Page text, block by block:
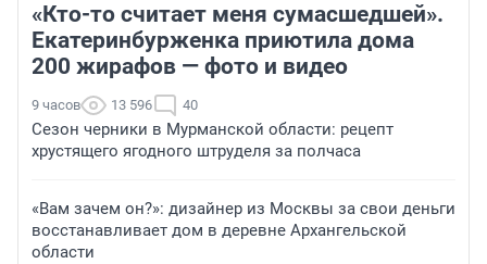
«Кто-то считает меня сумасшедшей».
Екатеринбурженка приютила дома
200 жирафов — фото и видео
9 часов 13 596 40
Сезон черники в Мурманской области: рецепт
хрустящего ягодного штруделя за полчаса
«Вам зачем он?»: дизайнер из Москвы за свои деньги
восстанавливает дом в деревне Архангельской
области